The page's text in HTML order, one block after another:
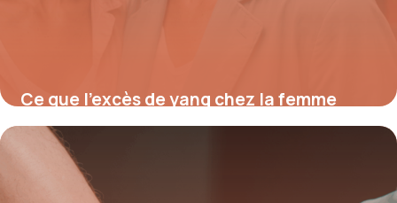
Ce que l’excès de yang chez la femme
cache vraiment pour votre santé et
comment retrouver l’équilibre yin en 5
étapes essentielles